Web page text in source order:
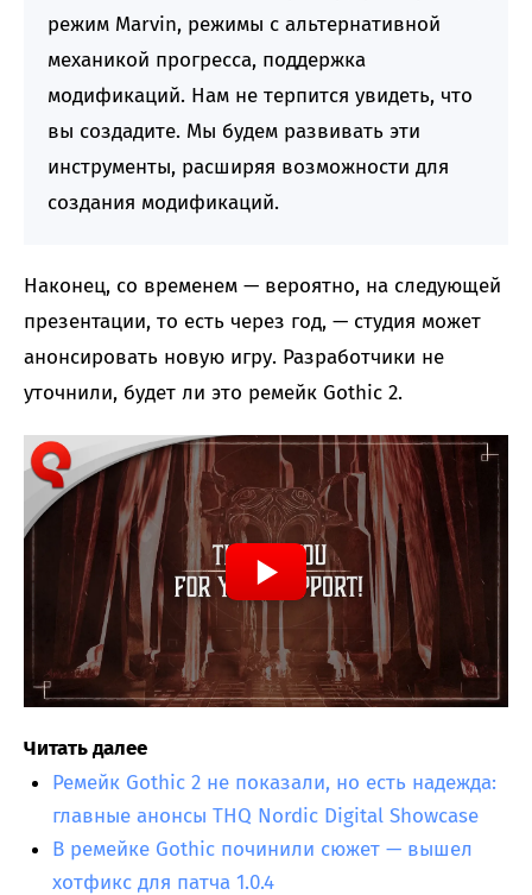
режим Marvin, режимы с альтернативной
механикой прогресса, поддержка
модификаций. Нам не терпится увидеть, что
вы создадите. Мы будем развивать эти
инструменты, расширяя возможности для
создания модификаций.
Наконец, со временем — вероятно, на следующей
презентации, то есть через год, — студия может
анонсировать новую игру. Разработчики не
уточнили, будет ли это ремейк Gothic 2.
Читать далее
Ремейк Gothic 2 не показали, но есть надежда:
главные анонсы THQ Nordic Digital Showcase
В ремейке Gothic починили сюжет — вышел
хотфикс для патча 1.0.4